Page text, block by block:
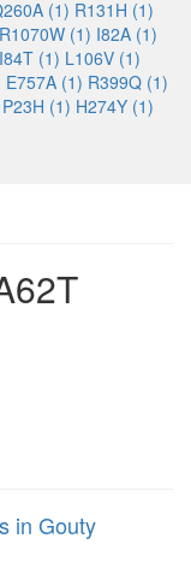
(1) R131H (1)
R1070W (1) I82A (1)
I84T (1) L106V (1)
E757A (1) R399Q (1)
P23H (1) H274Y (1)
in Gouty